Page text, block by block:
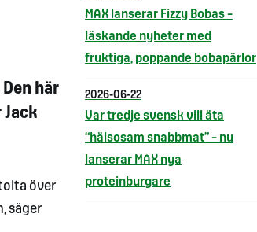
här
över
säger
MAX lanserar Fizzy Bobas –
läskande nyheter med
fruktiga, poppande bobapärlor
2026-06-22
Var tredje svensk vill äta
“hälsosam snabbmat” – nu
lanserar MAX nya
proteinburgare